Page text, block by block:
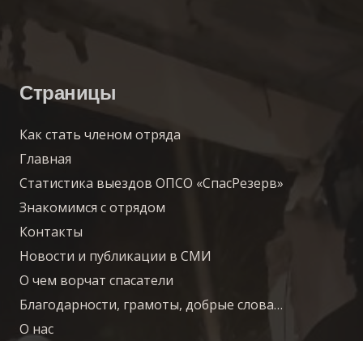
Страницы
Как стать членом отряда
Главная
Статистика выездов ОПСО «СпасРезерв»
Знакомимся с отрядом
Контакты
Новости и публикации в СМИ
О чем ворчат спасатели
Благодарности, грамоты, добрые слова…
О нас